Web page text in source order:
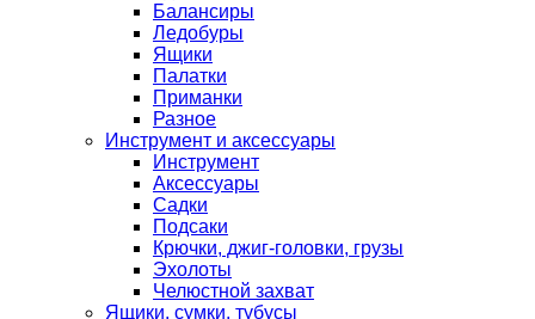
Балансиры
Ледобуры
Ящики
Палатки
Приманки
Разное
Инструмент и аксессуары
Инструмент
Аксессуары
Садки
Подсаки
Крючки, джиг-головки, грузы
Эхолоты
Челюстной захват
Ящики, сумки, тубусы